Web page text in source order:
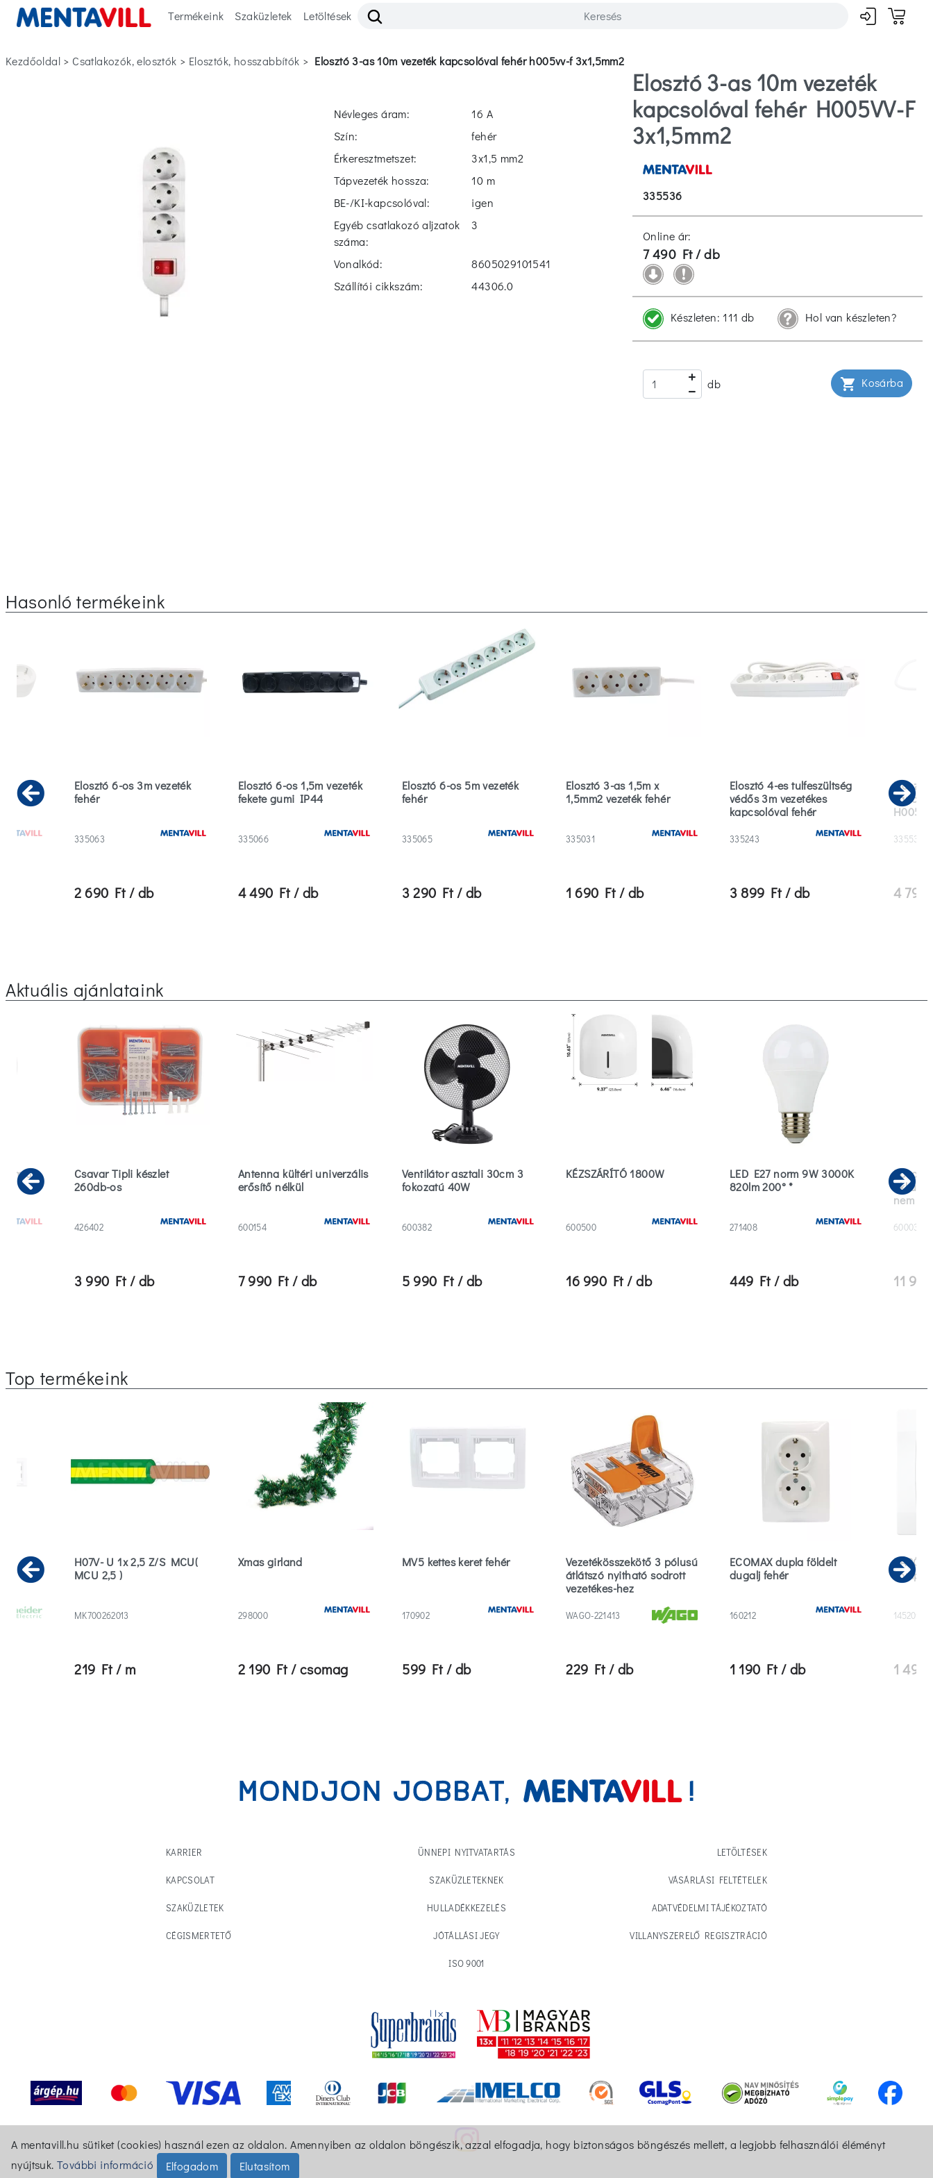
Termékeink Szaküzletek Letöltések
Kezdőoldal > csatlakozók, elosztók > elosztók, hosszabbítók > elosztó 3-as 10m vezeték kapcsolóval fehér h005vv-f 3x1,5mm2
Névleges áram:
16 A
Szín:
fehér
Érkeresztmetszet:
3x1,5 mm2
Tápvezeték hossza:
10 m
BE-/KI-kapcsolóval:
igen
Egyéb csatlakozó aljzatok
száma:
3
Vonalkód:
8605029101541
Szállítói cikkszám:
44306.0
Elosztó 3-as 10m vezeték
kapcsolóval fehér H005VV-F
3x1,5mm2
335536
Online ár:
7 490 Ft / db
Készleten:111 db Hol van készleten?
db shopping_cart Kosárba
Hasonló termékeink
Previous
Elosztó 6-os 3m vezeték
fehér
335063
2 690 Ft / db
Elosztó 6-os 1,5m vezeték
fekete gumi IP44
335066
4 490 Ft / db
Elosztó 6-os 5m vezeték
fehér
335065
3 290 Ft / db
Elosztó 3-as 1,5m x
1,5mm2 vezeték fehér
335031
1 690 Ft / db
Elosztó 4-es tulfeszültség
védős 3m vezetékes
kapcsolóval fehér
335243
3 899 Ft / db
Elosztó
335535
4 790
Aktuális ajánlataink
Previous
3
Csavar Tipli készlet
260db-os
426402
3 990 Ft / db
Antenna kültéri univerzális
erősítő nélkül
600154
7 990 Ft / db
Ventilátor asztali 30cm 3
fokozatú 40W
600382
5 990 Ft / db
KÉZSZÁRÍTÓ 1800W
600500
16 990 Ft / db
LED E27 norm 9W 3000K
820lm 200° *
271408
449 Ft / db
nem
600036
11
Top termékeink
Previous
H07V- U 1x 2,5 Z/S MCU(
MCU 2,5 )
MK700262013
219 Ft / m
Xmas girland
298000
2 190 Ft / csomag
MV5 kettes keret fehér
170902
599 Ft / db
Vezetékösszekötő 3 pólusú
átlátszó nyitható sodrott
vezetékes-hez
WAGO-221413
229 Ft / db
ECOMAX dupla földelt
dugalj fehér
160212
1 190 Ft / db
KÁRÓ
1452010
1 490
KARRIER
KAPCSOLAT
SZAKÜZLETEK
CÉGISMERTETŐ
ÜNNEPI NYITVATARTÁS
SZAKÜZLETEKNEK
HULLADÉKKEZELÉS
JÓTÁLLÁSI JEGY
ISO 9001
LETÖLTÉSEK
VÁSÁRLÁSI FELTÉTELEK
ADATVÉDELMI TÁJÉKOZTATÓ
VILLANYSZERELŐ REGISZTRÁCIÓ
A mentavill.hu sütiket (cookies) használ ezen az oldalon. Amennyiben az oldalon böngészik, azzal elfogadja, hogy biztonságos böngészés mellett, a legjobb felhasználói éléményt
nyújtsuk.További információ Elfogadom Elutasítom